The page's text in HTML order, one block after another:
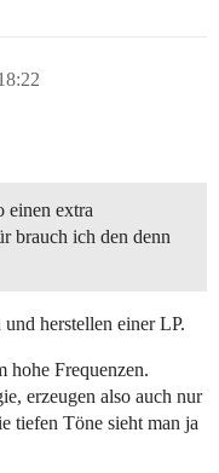
einen extra
brauch ich den denn
herstellen einer LP.
hohe Frequenzen.
erzeugen also auch nur
tiefen Töne sieht man ja